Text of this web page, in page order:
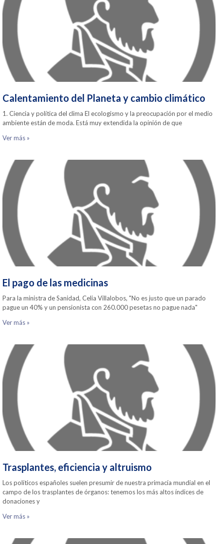
Calentamiento del Planeta y cambio climático
1. Ciencia y política del clima El ecologismo y la preocupación por el medio
ambiente están de moda. Está muy extendida la opinión de que
Ver más »
El pago de las medicinas
Para la ministra de Sanidad, Celia Villalobos, "No es justo que un parado
pague un 40% y un pensionista con 260.000 pesetas no pague nada"
Ver más »
Trasplantes, eficiencia y altruismo
Los políticos españoles suelen presumir de nuestra primacía mundial en el
campo de los trasplantes de órganos: tenemos los más altos índices de
donaciones y
Ver más »